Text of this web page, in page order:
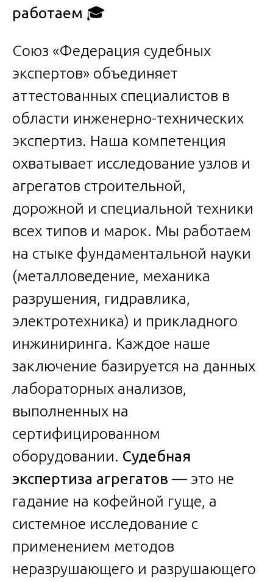
работаем 🎓
Союз «Федерация судебных
экспертов» объединяет
аттестованных специалистов в
области инженерно-технических
экспертиз. Наша компетенция
охватывает исследование узлов и
агрегатов строительной,
дорожной и специальной техники
всех типов и марок. Мы работаем
на стыке фундаментальной науки
(металловедение, механика
разрушения, гидравлика,
электротехника) и прикладного
инжиниринга. Каждое наше
заключение базируется на данных
лабораторных анализов,
выполненных на
сертифицированном
оборудовании. Судебная
экспертиза агрегатов — это не
гадание на кофейной гуще, а
системное исследование с
применением методов
неразрушающего и разрушающего